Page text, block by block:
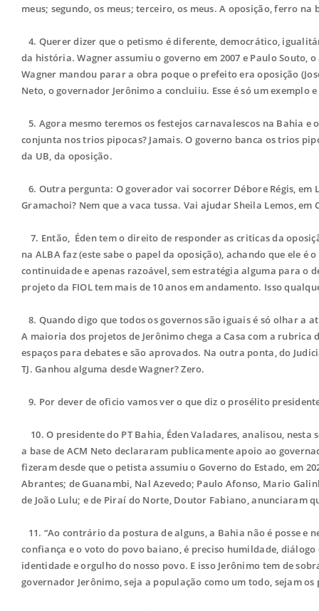
meus; segundo, os meus; terceiro, os meus. A oposição, ferro
4. Querer dizer que o petismo é diferente, democrático,
da história. Wagner assumiu o governo em 2007 e Paulo Souto,
Wagner mandou parar a obra poque o prefeito era oposição
Neto, o governador Jerônimo a concluiiu. Esse é só um exemplo
5. Agora mesmo teremos os festejos carnavalescos na Bahia
conjunta nos trios pipocas? Jamais. O governo banca os trios
da UB, da oposição.
6. Outra pergunta: O goverador vai socorrer Débore Régis,
Gramachoi? Nem que a vaca tussa. Vai ajudar Sheila Lemos,
7. Então, Éden tem o direito de responder as criticas da
na ALBA faz (este sabe o papel da oposição), achando que ele
continuidade e apenas razoável, sem estratégia alguma para
projeto da FIOL tem mais de 10 anos em andamento. Isso
8. Quando digo que todos os governos são iguais é só olhar a
A maioria dos projetos de Jerônimo chega a Casa com a
espaços para debates e são aprovados. Na outra ponta, do
TJ. Ganhou alguma desde Wagner? Zero.
9. Por dever de oficio vamos ver o que diz o prosélito
10. O presidente do PT Bahia, Éden Valadares, analisou,
a base de ACM Neto declararam publicamente apoio ao
fizeram desde que o petista assumiu o Governo do Estado, em
Abrantes; de Guanambi, Nal Azevedo; Paulo Afonso, Mario
de João Lulu; e de Piraí do Norte, Doutor Fabiano, anunciaram
11. “Ao contrário da postura de alguns, a Bahia não é posse
confiança e o voto do povo baiano, é preciso humildade,
identidade e orgulho do nosso povo. E isso Jerônimo tem de
governador Jerônimo, seja a população como um todo, sejam